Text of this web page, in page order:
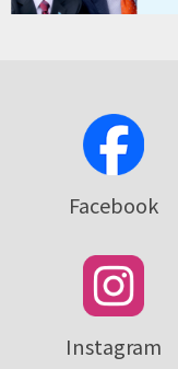
Facebook
Instagram